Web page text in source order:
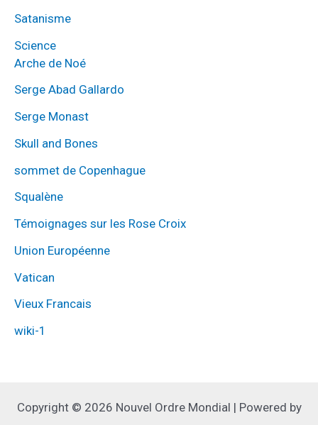
Satanisme
Science
Arche de Noé
Serge Abad Gallardo
Serge Monast
Skull and Bones
sommet de Copenhague
Squalène
Témoignages sur les Rose Croix
Union Européenne
Vatican
Vieux Francais
wiki-1
Copyright © 2026 Nouvel Ordre Mondial | Powered by